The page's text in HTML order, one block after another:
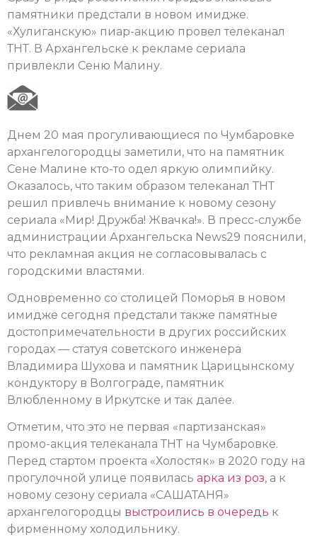
памятники предстали в новом имидже.
«Хулиганскую» пиар-акцию провел телеканал
ТНТ. В Архангельске к рекламе сериала
привлекли Сеню Малину.
Днем 20 мая прогуливающиеся по Чумбаровке
архангелогородцы заметили, что на памятник
Сене Малине кто-то одел яркую олимпийку.
Оказалось, что таким образом телеканал ТНТ
решил привлечь внимание к новому сезону
сериала «Мир! Дружба! Жвачка!». В пресс-службе
администрации Архангельска News29 пояснили,
что рекламная акция не согласовывалась с
городскими властями.
Одновременно со столицей Поморья в новом
имидже сегодня предстали также памятные
достопримечательности в других российских
городах — статуя советского инженера
Владимира Шухова и памятник Царицынскому
кондуктору в Волгограде, памятник
Влюбленному в Иркутске и так далее.
Отметим, что это не первая «партизанская»
промо-акция телеканала ТНТ на Чумбаровке.
Перед стартом проекта «Холостяк» в 2020 году на
прогулочной улице появилась арка из роз, а к
новому сезону сериала «САШАТАНЯ»
архангелогородцы выстроились в очередь к
фирменному холодильнику.